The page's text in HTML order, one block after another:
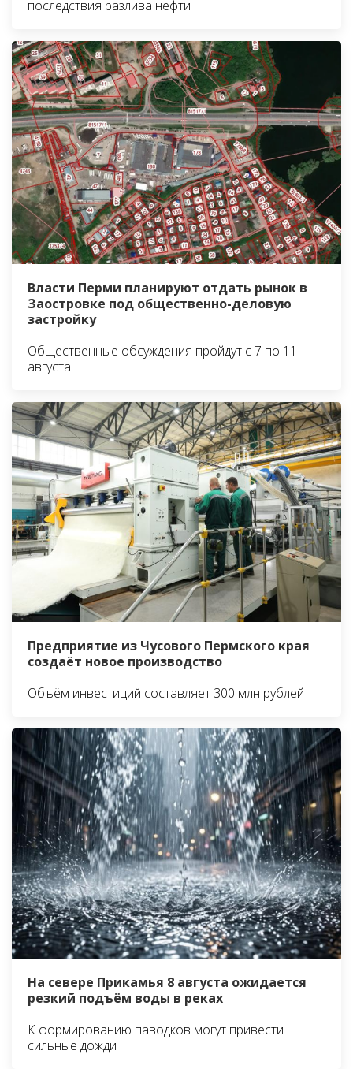
последствия разлива нефти
Власти Перми планируют отдать рынок в
Заостровке под общественно-деловую
застройку
Общественные обсуждения пройдут с 7 по 11
августа
Предприятие из Чусового Пермского края
создаёт новое производство
Объём инвестиций составляет 300 млн рублей
На севере Прикамья 8 августа ожидается
резкий подъём воды в реках
К формированию паводков могут привести
сильные дожди